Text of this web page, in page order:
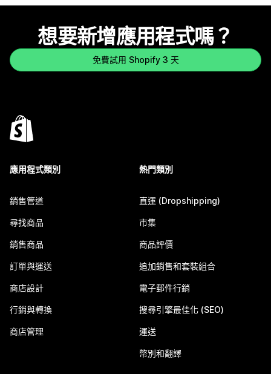
想要新增應用程式嗎？
免費試用 Shopify 3 天
應用程式類別
銷售管道
尋找商品
銷售商品
訂單與運送
商店設計
行銷與轉換
商店管理
熱門類別
直運 (Dropshipping)
市集
商品評價
追加銷售和套裝組合
電子郵件行銷
搜尋引擎最佳化 (SEO)
運送
幣別和翻譯